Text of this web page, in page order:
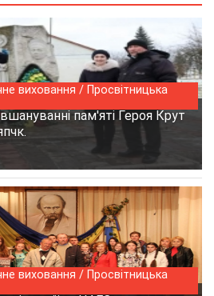
виховання / Просвітницька
пам'яті Героя Крут
виховання / Просвітницька